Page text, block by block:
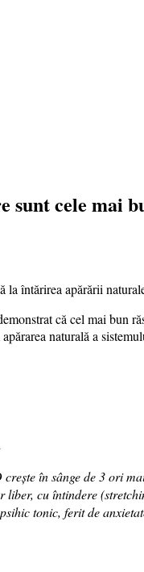
cele mai
la întărirea apărării
că cel mai bun
naturală a
în sânge de 3 ori
cu întindere
tonic, ferit de